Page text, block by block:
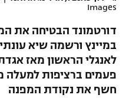
לוח שידורים
ברחבה
הפועל תל אביב
הפועל חיפה
הפועל באר שבע
מכבי נתניה
ליגה סינית
ליגה ברזילאית
אגרוף
ספורט אולימפי
Images
במיינץ ורשמה שיא
לאנגלי הראשון מאז
פעמים ברציפות למעלה
חשף את נקודת המפנה